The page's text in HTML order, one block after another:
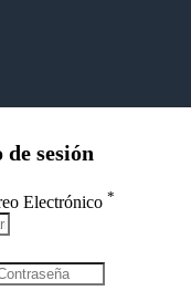
sesión
Electrónico *